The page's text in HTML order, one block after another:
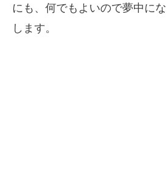
にも、何でもよいので夢中に
します。